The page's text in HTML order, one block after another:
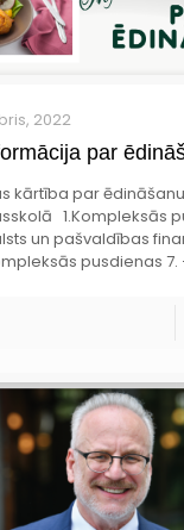
2022
par
kārtība par
1.Kompleksās
un pašvaldības
pusdienas 7.